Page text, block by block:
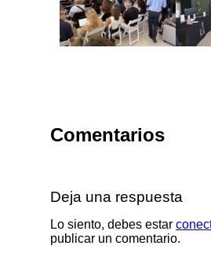
Comentarios
Deja una respuesta
Lo siento, debes estar
publicar un comentario.